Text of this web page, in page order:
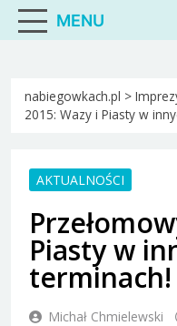
MENU
nabiegowkach.pl >
2015: Wazy i Piasty w
AKTUALNOŚCI
Piasty w
terminach!
Michał Chmielewski